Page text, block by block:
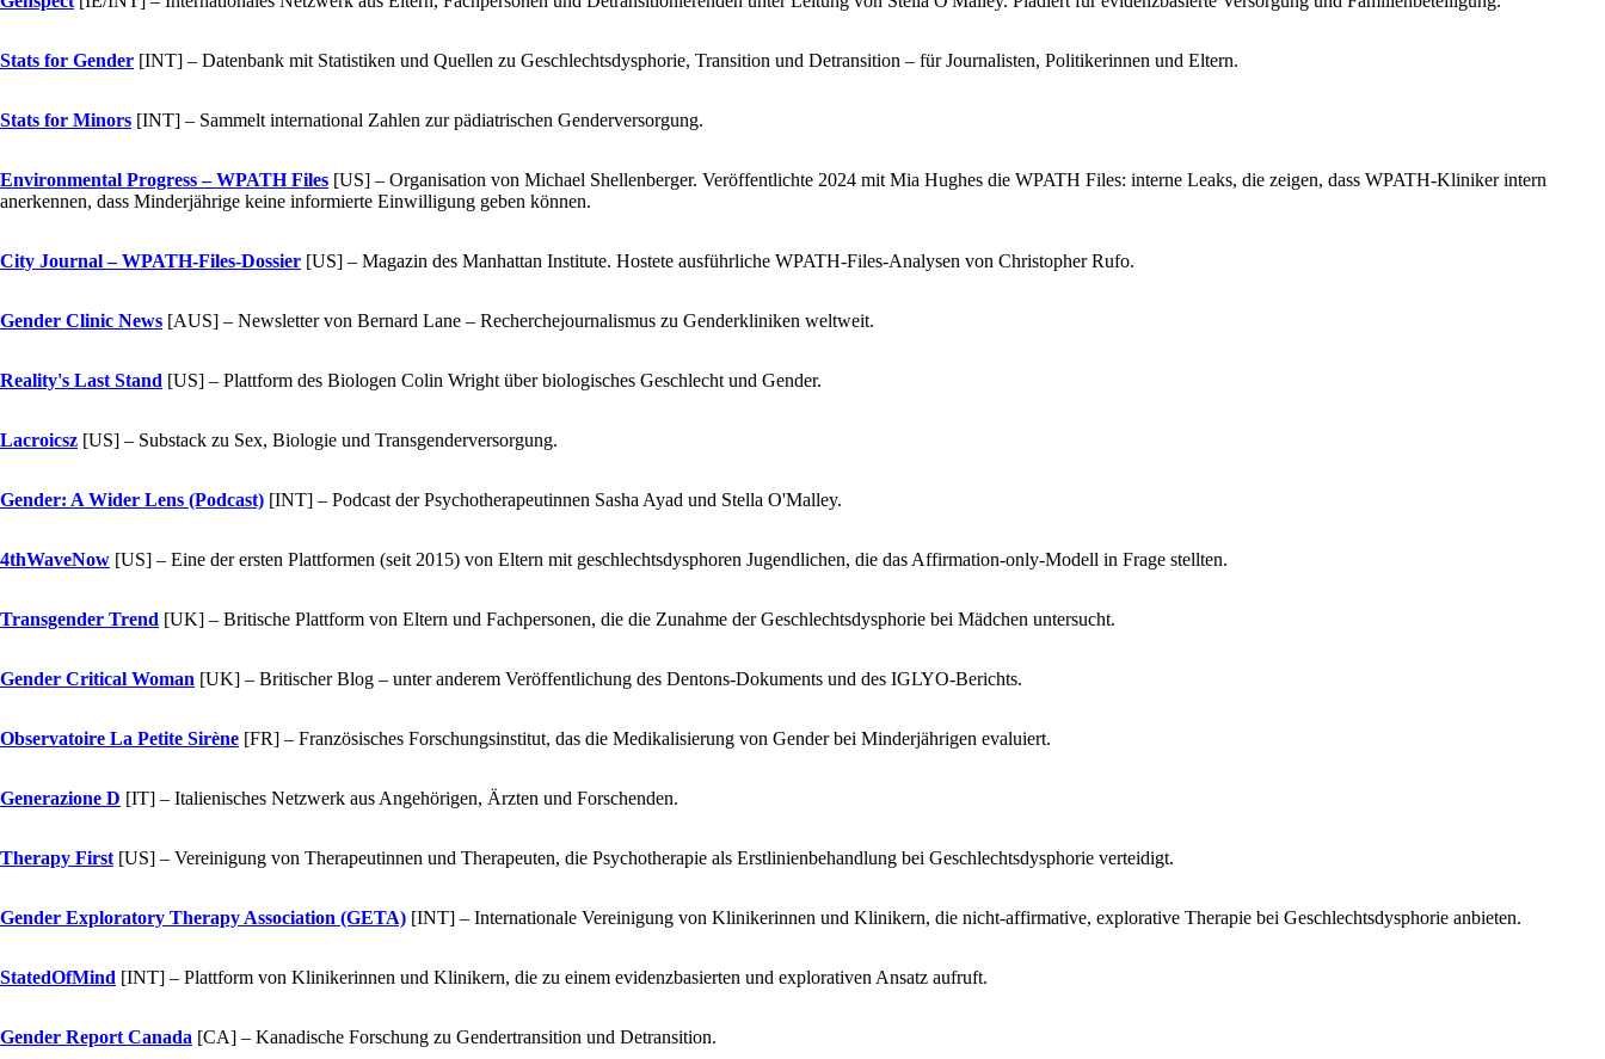
Stats for Gender [INT] – Datenbank mit Statistiken und Quellen zu Geschlechtsdysphorie, Transition und Detransition – für Journalisten, Politikerinnen und Eltern.
Stats for Minors [INT] – Sammelt international Zahlen zur pädiatrischen Genderversorgung.
Environmental Progress – WPATH Files [US] – Organisation von Michael Shellenberger. Veröffentlichte 2024 mit Mia Hughes die WPATH Files: interne Leaks, die zeigen, dass WPATH-Kliniker intern
anerkennen, dass Minderjährige keine informierte Einwilligung geben können.
City Journal – WPATH-Files-Dossier [US] – Magazin des Manhattan Institute. Hostete ausführliche WPATH-Files-Analysen von Christopher Rufo.
Gender Clinic News [AUS] – Newsletter von Bernard Lane – Recherchejournalismus zu Genderkliniken weltweit.
Reality's Last Stand [US] – Plattform des Biologen Colin Wright über biologisches Geschlecht und Gender.
Lacroicsz [US] – Substack zu Sex, Biologie und Transgenderversorgung.
Gender: A Wider Lens (Podcast) [INT] – Podcast der Psychotherapeutinnen Sasha Ayad und Stella O'Malley.
4thWaveNow [US] – Eine der ersten Plattformen (seit 2015) von Eltern mit geschlechtsdysphoren Jugendlichen, die das Affirmation-only-Modell in Frage stellten.
Transgender Trend [UK] – Britische Plattform von Eltern und Fachpersonen, die die Zunahme der Geschlechtsdysphorie bei Mädchen untersucht.
Gender Critical Woman [UK] – Britischer Blog – unter anderem Veröffentlichung des Dentons-Dokuments und des IGLYO-Berichts.
Observatoire La Petite Sirène [FR] – Französisches Forschungsinstitut, das die Medikalisierung von Gender bei Minderjährigen evaluiert.
Generazione D [IT] – Italienisches Netzwerk aus Angehörigen, Ärzten und Forschenden.
Therapy First [US] – Vereinigung von Therapeutinnen und Therapeuten, die Psychotherapie als Erstlinienbehandlung bei Geschlechtsdysphorie verteidigt.
Gender Exploratory Therapy Association (GETA) [INT] – Internationale Vereinigung von Klinikerinnen und Klinikern, die nicht-affirmative, explorative Therapie bei Geschlechtsdysphorie anbieten.
StatedOfMind [INT] – Plattform von Klinikerinnen und Klinikern, die zu einem evidenzbasierten und explorativen Ansatz aufruft.
Gender Report Canada [CA] – Kanadische Forschung zu Gendertransition und Detransition.